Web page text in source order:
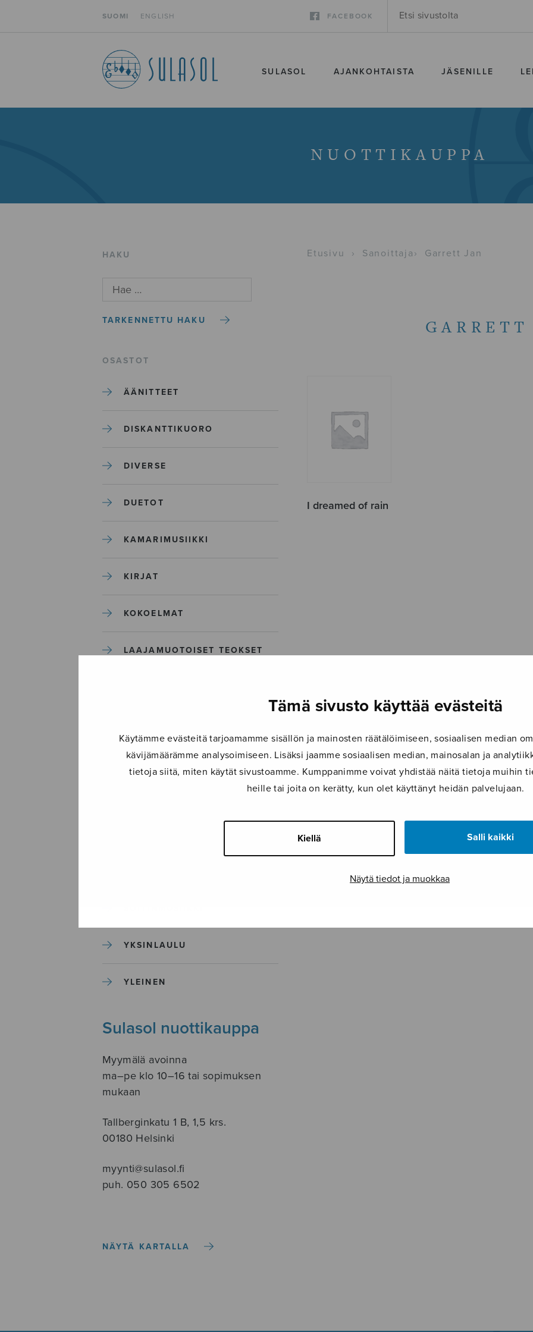
Tämä sivusto käyttää evästeitä
Käytämme evästeitä tarjoamamme sisällön ja mainosten räätälöimiseen, sosiaalisen median
kävijämäärämme analysoimiseen. Lisäksi jaamme sosiaalisen median, mainosalan ja
tietoja siitä, miten käytät sivustoamme. Kumppanimme voivat yhdistää näitä tietoja muihin
heille tai joita on kerätty, kun olet käyttänyt heidän palvelujaan.
Kiellä Salli kaikki
Näytä tiedot ja muokkaa
SUOMI ENGLISH FACEBOOK
SULASOL AJANKOHTAISTA JÄSENILLE
NUOTTIKAUPPA
HAKU
TARKENNETTU HAKU
OSASTOT
ÄÄNITTEET
DISKANTTIKUORO
DIVERSE
DUETOT
KAMARIMUSIIKKI
KIRJAT
KOKOELMAT
LAAJAMUOTOISET TEOKSET
MUUT
YKSINLAULU
YLEINEN
Sulasol nuottikauppa
Myymälä avoinna
ma–pe klo 10–16 tai sopimuksen
mukaan
Tallberginkatu 1 B, 1,5 krs.
00180 Helsinki
myynti@sulasol.fi
puh. 050 305 6502
NÄYTÄ KARTALLA
Etusivu › Sanoittaja › Garrett Jan
I dreamed of rain